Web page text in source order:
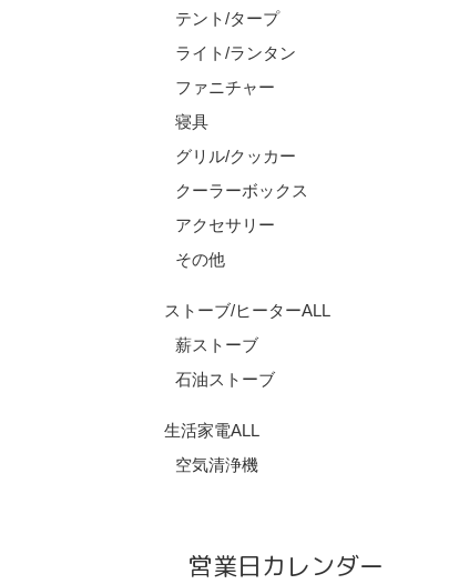
テント/タープ
ライト/ランタン
ファニチャー
寝具
グリル/クッカー
クーラーボックス
アクセサリー
その他
ストーブ/ヒーターALL
薪ストーブ
石油ストーブ
生活家電ALL
空気清浄機
営業日カレンダー